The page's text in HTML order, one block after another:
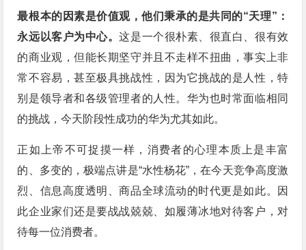
最根本的因素是价值观，他们秉承的是共同的“天理”：
永远以客户为中心。这是一个很朴素、很直白、很有效
的商业观，但能长期坚守并且不走样不扭曲，事实上非
常不容易，甚至极具挑战性，因为它挑战的是人性，特
别是领导者和各级管理者的人性。华为也时常面临相同
的挑战，今天阶段性成功的华为尤其如此。
正如上帝不可捉摸一样，消费者的心理本质上是丰富
的、多变的，极端点讲是“水性杨花”，在今天竞争高度激
烈、信息高度透明、商品全球流动的时代更是如此。因
此企业家们还是要战战兢兢、如履薄冰地对待客户，对
待每一位消费者。